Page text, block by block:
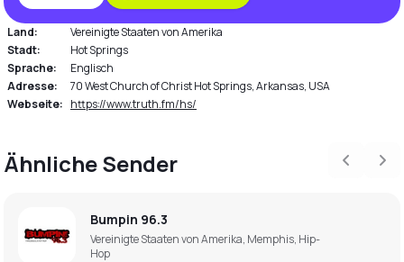
Land:
Vereinigte Staaten von Amerika
Stadt:
Hot Springs
Sprache:
Englisch
Adresse:
70 West Church of Christ Hot Springs, Arkansas, USA
Webseite: https://www.truth.fm/hs/
Ähnliche Sender Previous
Bumpin 96.3
Vereinigte Staaten von Amerika, Memphis, Hip-
Hop